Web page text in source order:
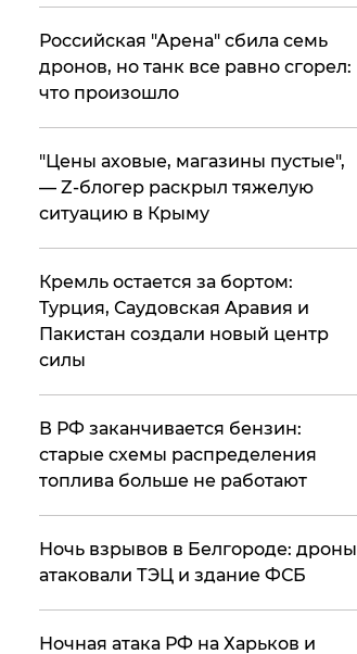
​Российская "Арена" сбила семь
дронов, но танк все равно сгорел:
что произошло
​"Цены аховые, магазины пустые",
— Z-блогер раскрыл тяжелую
ситуацию в Крыму
​Кремль остается за бортом:
Турция, Саудовская Аравия и
Пакистан создали новый центр
силы
​В РФ заканчивается бензин:
старые схемы распределения
топлива больше не работают
​Ночь взрывов в Белгороде: дроны
атаковали ТЭЦ и здание ФСБ
​Ночная атака РФ на Харьков и